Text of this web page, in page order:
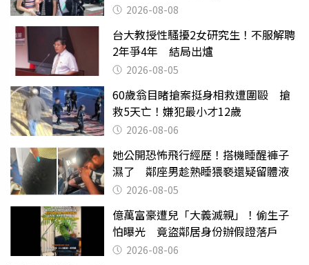
2026-08-08
台大教授性騷擾2女研究生！不服解聘
2年爭4年 結局出爐
2026-08-05
60歲翁目睹搶案挺身相救遭圍毆 搶
救5天亡！嫌犯最小才12歲
2026-08-06
她公開恐怖飛行經歷！搭機睡醒褲子
濕了 鄰座男趁熟睡猥褻還疑留體液
2026-08-05
億萬富豪遭兒「大義滅親」！偷生子
怕曝光 竟盜鄰居身份辦假證落戶
2026-08-06